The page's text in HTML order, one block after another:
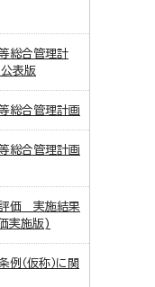
総合管理計
表版
総合管理計画
総合管理計画
評価 実施結果
実施版)
（仮称）に関